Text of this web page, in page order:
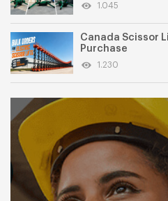
1.045
Canada Scissor
Purchase
1.230